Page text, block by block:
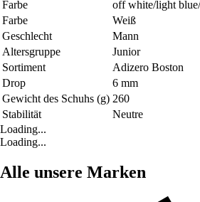
Farbe
off white/light
Farbe
Weiß
Geschlecht
Mann
Altersgruppe
Junior
Sortiment
Adizero Boston
Drop
6 mm
Gewicht des Schuhs (g) 260
Stabilität
Neutre
Loading...
Loading...
Alle unsere Marken